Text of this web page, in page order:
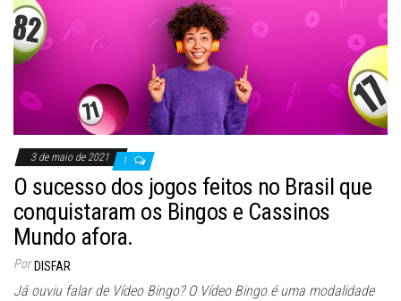
3 de maio de 2021 1
O sucesso dos jogos feitos no Brasil que
conquistaram os Bingos e Cassinos
Mundo afora.
Por DISFAR
Já ouviu falar de Vídeo Bingo? O Vídeo Bingo é uma modalidade